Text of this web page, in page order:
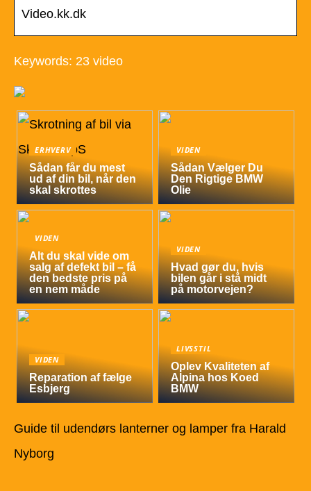
Video.kk.dk
Keywords: 23 video
ERHVERV
Sådan får du mest
ud af din bil, når den
skal skrottes
VIDEN
Sådan Vælger Du
Den Rigtige BMW
Olie
VIDEN
Alt du skal vide om
salg af defekt bil – få
den bedste pris på
en nem måde
VIDEN
Hvad gør du, hvis
bilen går i stå midt
på motorvejen?
VIDEN
Reparation af fælge
Esbjerg
LIVSSTIL
Oplev Kvaliteten af
Alpina hos Koed
BMW
Guide til udendørs lanterner og lamper fra Harald
Nyborg